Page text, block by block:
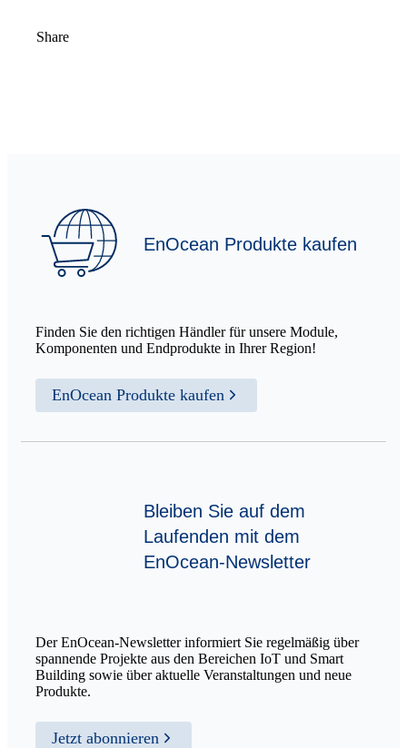
Share
EnOcean Produkte kaufen
Finden Sie den richtigen Händler für unsere Module,
Komponenten und Endprodukte in Ihrer Region!
EnOcean Produkte kaufen
Bleiben Sie auf dem
Laufenden mit dem
EnOcean-Newsletter
Der EnOcean-Newsletter informiert Sie regelmäßig über
spannende Projekte aus den Bereichen IoT und Smart
Building sowie über aktuelle Veranstaltungen und neue
Produkte.
Jetzt abonnieren